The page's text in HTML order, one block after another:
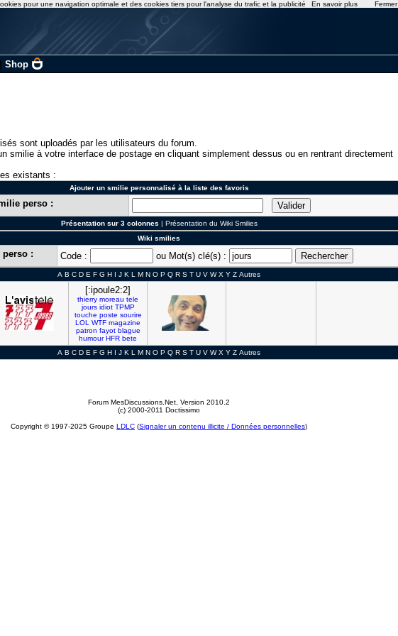
Shop
sont uploadés par les utilisateurs du forum.
smilie à votre interface de postage en cliquant simplement dessus ou en rentrant directement
existants :
Ajouter un smilie personnalisé à la liste des favoris
perso :
Présentation sur 3 colonnes | Présentation du Wiki Smilies
Wiki smilies
perso : Code : ou Mot(s) clé(s) :
A B C D E F G H I J K L M N O P Q R S T U V W X Y Z Autres
[:ipoule2:2]
thierry moreau tele
jours idiot TPMP
touche poste sourire
LOL
WTF magazine
patron fayot blague
humour HFR bete
A B C D E F G H I J K L M N O P Q R S T U V W X Y Z Autres
Forum MesDiscussions.Net , Version 2010.2
(c) 2000-2011 Doctissimo
Copyright © 1997-2025 Groupe LDLC (Signaler un contenu illicite / Données personnelles)
pour une navigation optimale et des cookies tiers pour l'analyse du trafic et la publicité En savoir plus Fermer